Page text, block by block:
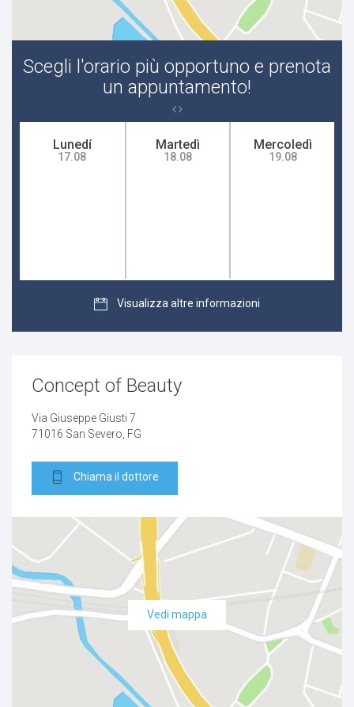
Bruciore di stomaco
Tumori dello stomaco
Adenomioma
Peritonite
Epigastralgia
Pancreatite
nodulo mammario
Scegli l'orario più opportuno e prenota
un appuntamento!
Lunedí
17.08
Martedì
18.08
Mercoledì
19.08
Visualizza altre informazioni
Concept of Beauty
Via Giuseppe Giusti 7
71016 San Severo, FG
Chiama il dottore
Vedi mappa